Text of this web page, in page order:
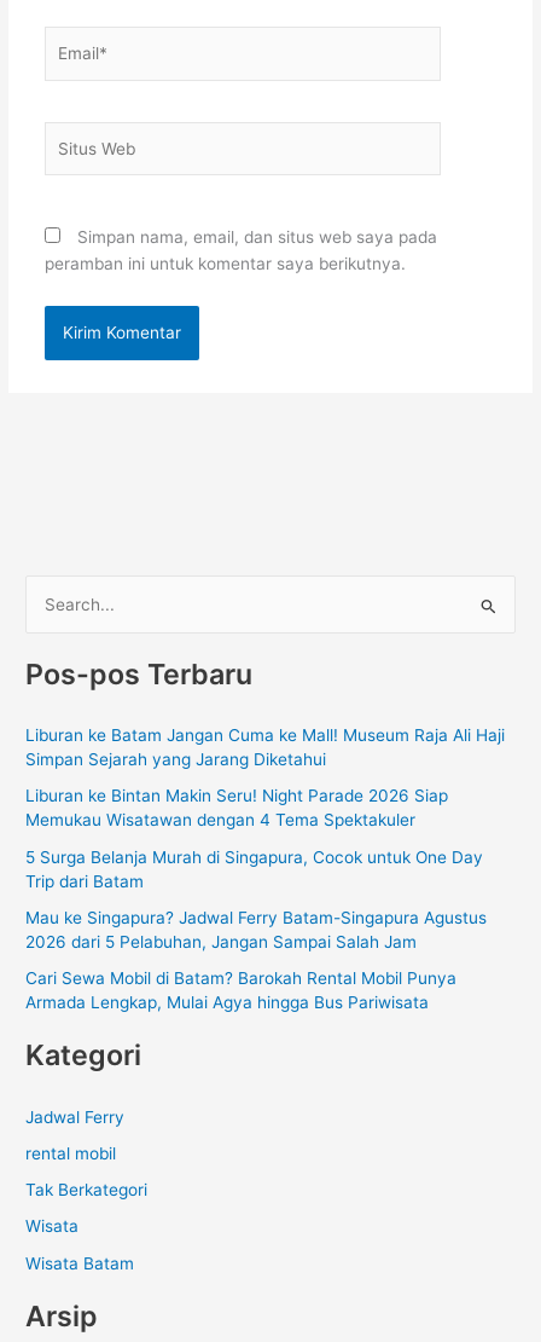
Web
Simpan nama, email, dan situs web saya pada
peramban ini untuk komentar saya berikutnya.
r
u
n
t
Pos-pos Terbaru
Liburan ke Batam Jangan Cuma ke Mall! Museum Raja Ali Haji
Simpan Sejarah yang Jarang Diketahui
Liburan ke Bintan Makin Seru! Night Parade 2026 Siap
Memukau Wisatawan dengan 4 Tema Spektakuler
5 Surga Belanja Murah di Singapura, Cocok untuk One Day
Trip dari Batam
Mau ke Singapura? Jadwal Ferry Batam-Singapura Agustus
2026 dari 5 Pelabuhan, Jangan Sampai Salah Jam
Cari Sewa Mobil di Batam? Barokah Rental Mobil Punya
Armada Lengkap, Mulai Agya hingga Bus Pariwisata
Kategori
Jadwal Ferry
rental mobil
Tak Berkategori
Wisata
Wisata Batam
Arsip